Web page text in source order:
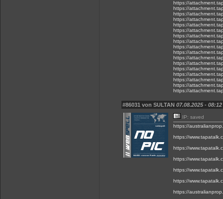
https://
https://
https://
https://
https://
https://
https://
https://
https://
https://
https://
https://
https://
https://
https://
https://
https://
#86031 von SULTAN 07.08.2025 - 08:12
IP: saved
https://
https://
https://
https://
https://
https://
https://